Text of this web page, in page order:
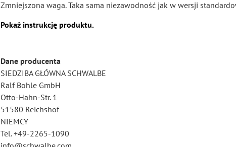
Zmniejszona waga. Taka sama niezawodność jak w wersji
Pokaż instrukcję produktu.
Dane producenta
SIEDZIBA GŁÓWNA SCHWALBE
Ralf Bohle GmbH
Otto-Hahn-Str. 1
51580 Reichshof
NIEMCY
Tel. +49-2265-1090